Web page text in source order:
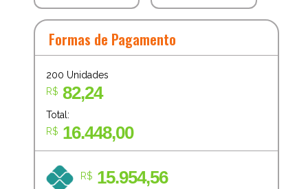
Formas de Pagamento
200 Unidades
R$ 82,24
Total:
R$ 16.448,00
R$ 15.954,56